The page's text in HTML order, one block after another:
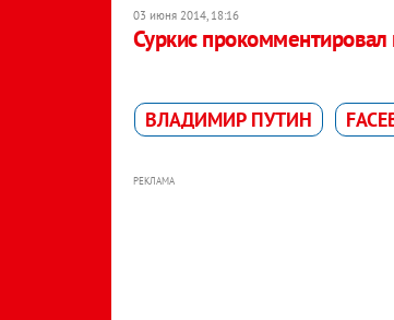
03 июня 2014, 18:16
Суркис
ВЛАДИМИР ПУТИН
РЕКЛАМА